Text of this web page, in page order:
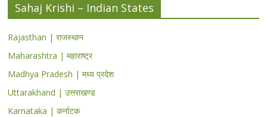
Sahaj Krishi – Indian States
Rajasthan | राजस्थान
Maharashtra | महाराष्ट्र
Madhya Pradesh | मध्य प्रदेश
Uttarakhand | उत्तराखण्ड
Karnataka | कर्नाटक